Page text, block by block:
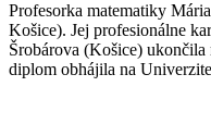
Profesorka matematiky
Košice). Jej profesionálne
Šrobárova (Košice)
diplom obhájila na Univerzite